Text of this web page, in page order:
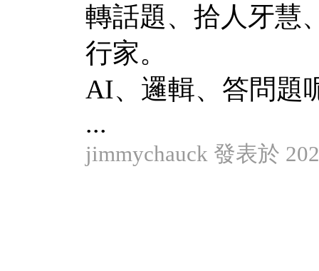
轉話題、拾人牙慧
行家。
AI、邏輯、答問題
...
jimmychauck 發表於